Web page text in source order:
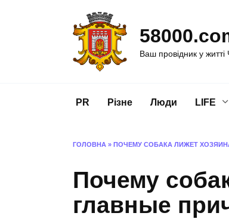
Ваш провідник у житті
PR Різне Люди LIFE
ГОЛОВНА » ПОЧЕМУ СОБАКА ЛИЖЕТ
Почему
главные